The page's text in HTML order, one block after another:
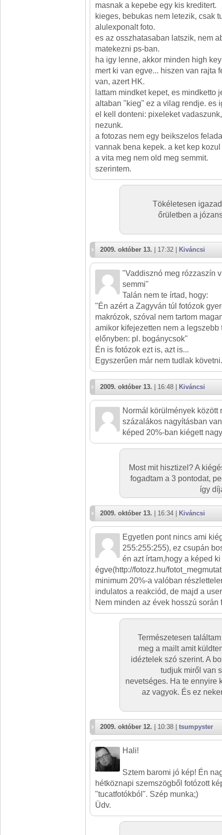
masnak a kepebe egy kis kreditert.
kieges, bebukas nem letezik, csak
alulexponalt foto.
es az osszhatasaban latszik, nem
matekezni ps-ban.
ha igy lenne, akkor minden high
mert ki van egve... hiszen van rajta
van, azert HK.
lattam mindket kepet, es mindketto
altaban "kieg" ez a vilag rendje. es
el kell donteni: pixeleket
nezunk.
a fotozas nem egy beikszelos
vannak bena kepek. a ket kep
a vita meg nem old meg semmit.
szerintem.
Tökéletesen
őrületben a
2009. október 13. | 17:32 | Kiváncsi
"Vaddisznó meg rózzaszín
semmi"
Talán nem te írtad, hogy:
"Én azért a Zagyván túl fotózok
makrózok, szóval nem tartom
amikor kifejezetten nem a legszebb
előnyben: pl. bogánycsok"
Én is fotózok ezt is, azt is...
Egyszerűen már nem tudlak
2009. október 13. | 16:48 | Kiváncsi
Normál körülmények között
százalákos nagyításban
képed 20%-ban kiégett
Most mit hisztizel? A
fogadtam a 3 pontodat,
így
2009. október 13. | 16:34 | Kiváncsi
Egyetlen pont nincs ami
255:255:255), ez csupán
én azt írtam,hogy a képed
égve(http://fotozz.hu/
minimum 20%-a valóban
indulatos a reakciód, de majd a
Nem minden az évek hosszú során
Természetesen
meg a mailt amit
idéztelek szó szerint. A
tudjuk miről van
nevetséges. Ha te ennyire
az vagyok. És ez
2009. október 12. | 10:38 | tsumpyster
Hali!
Sztem baromi jó kép! Én
hétköznapi szemszögből fotózott
"tucatfotókból". Szép munka;)
Üdv.